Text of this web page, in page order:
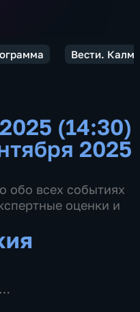
Вести.
(14:30)
2025
обо всех событиях
оценки и